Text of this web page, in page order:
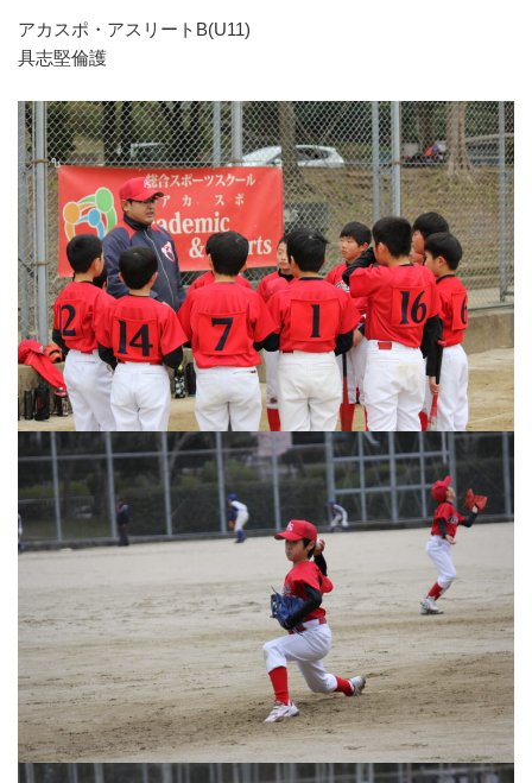
アカスポ・アスリートB(U11)
具志堅倫護